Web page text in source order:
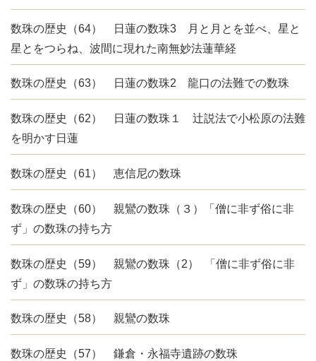
数珠の歴史（64） 日蓮の数珠3 月と月とを並べ、星と
星とをつらね、波間に現れた南無妙法蓮華経
数珠の歴史（63） 日蓮の数珠2 龍口の法難での数珠
数珠の歴史（62） 日蓮の数珠１ 辻説法で小松原の法難
を明かす日蓮
数珠の歴史（61） 恵信尼の数珠
数珠の歴史（60） 親鸞の数珠（３）「僧に非ず俗に非
ず」の数珠の持ち方
数珠の歴史（59） 親鸞の数珠（2） 「僧に非ず俗に非
ず」の数珠の持ち方
数珠の歴史（58） 親鸞の数珠
数珠の歴史（57） 鎌倉・永福寺遺跡の数珠